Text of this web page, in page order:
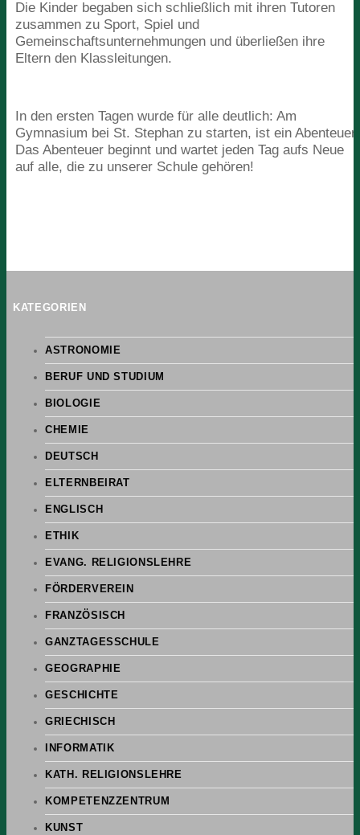
Die Kinder begaben sich schließlich mit ihren Tutoren
zusammen zu Sport, Spiel und
Gemeinschaftsunternehmungen und überließen ihre
Eltern den Klassleitungen.
In den ersten Tagen wurde für alle deutlich: Am
Gymnasium bei St. Stephan zu starten, ist ein Abenteuer.
Das Abenteuer beginnt und wartet jeden Tag aufs Neue
auf alle, die zu unserer Schule gehören!
KATEGORIEN
ASTRONOMIE
BERUF UND STUDIUM
BIOLOGIE
CHEMIE
DEUTSCH
ELTERNBEIRAT
ENGLISCH
ETHIK
EVANG. RELIGIONSLEHRE
FÖRDERVEREIN
FRANZÖSISCH
GANZTAGESSCHULE
GEOGRAPHIE
GESCHICHTE
GRIECHISCH
INFORMATIK
KATH. RELIGIONSLEHRE
KOMPETENZZENTRUM
KUNST